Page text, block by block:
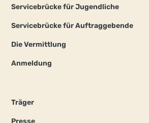
Servicebrücke für Jugendliche
Servicebrücke für Auftraggebende
Die Vermittlung
Anmeldung
Träger
Presse